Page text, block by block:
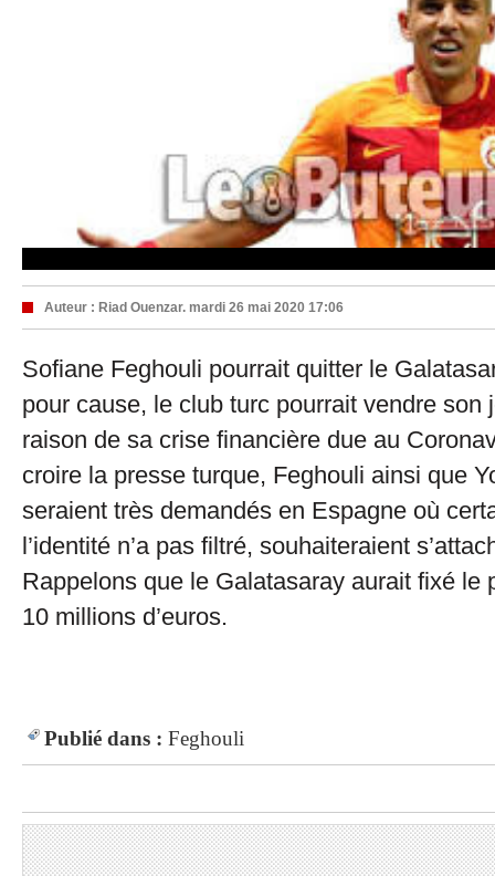
Auteur : Riad Ouenzar. mardi 26 mai 2020 17:06
Sofiane Feghouli pourrait quitter le
pour cause, le club turc pourrait vendre son
raison de sa crise financière due au
croire la presse turque, Feghouli ainsi que
seraient très demandés en Espagne où
l’identité n’a pas filtré, souhaiteraient
Rappelons que le Galatasaray aurait fixé le
10 millions d’euros.
Publié dans : Feghouli